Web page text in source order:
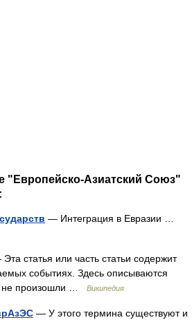
"Европейско-Азиатский Союз"
— Интеграция в Евразии …
статья или часть статьи содержит
событиях. Здесь описываются
не произошли …
Википедия
— У этого термина существуют и